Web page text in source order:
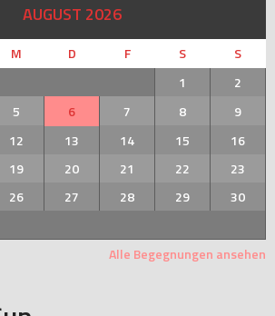
AUGUST 2026
M D F S
S
1
2
5 6 7 8
9
12 13 14 15
16
19 20 21 22
23
26 27 28 29
30
Alle Begegnungen ansehen